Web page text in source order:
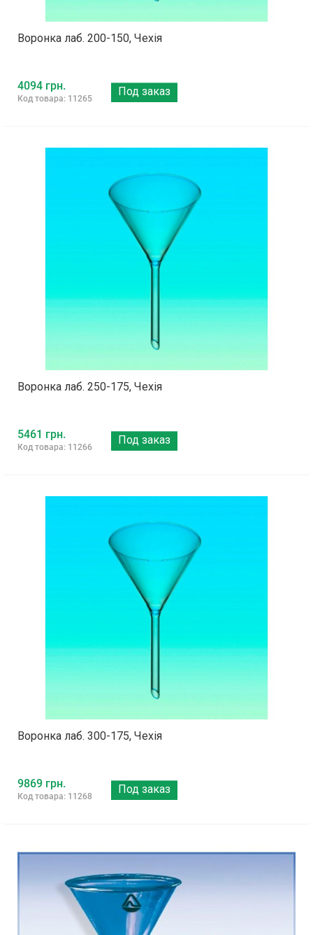
Воронка лаб. 200-150, Чехія
4094 грн.
Код товара: 11265
Под заказ
Воронка лаб. 250-175, Чехія
5461 грн.
Код товара: 11266
Под заказ
Воронка лаб. 300-175, Чехія
9869 грн.
Код товара: 11268
Под заказ